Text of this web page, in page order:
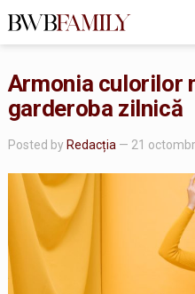
Armonia culorilor
garderoba zilnică
Posted by Redacția — 21